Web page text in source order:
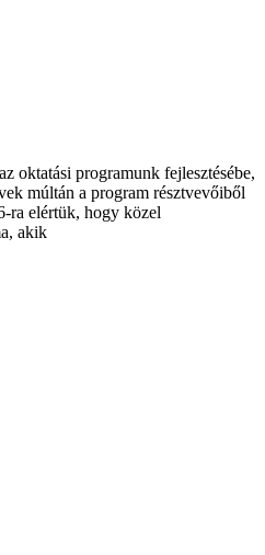
oktatási programunk fejlesztésébe,
múltán a program résztvevőiből
ra elértük, hogy közel
akik